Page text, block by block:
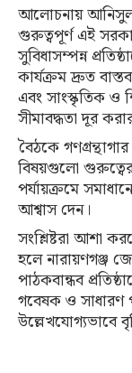
আলোচনায় আনিসুল
গুরুত্বপূর্ণ এই
সুবিধাসম্পন্ন
কার্যক্রম দ্রুত
এবং সাংস্কৃতিক ও
সীমাবদ্ধতা দূর
বৈঠকে
বিষয়গুলো
পর্যায়ক্রমে
আশ্বাস দেন।
সংশ্লিষ্টরা আশা
হলে নারায়ণগঞ্জ
পাঠকবান্ধব
গবেষক ও সাধারণ
উল্লেখযোগ্যভাবে